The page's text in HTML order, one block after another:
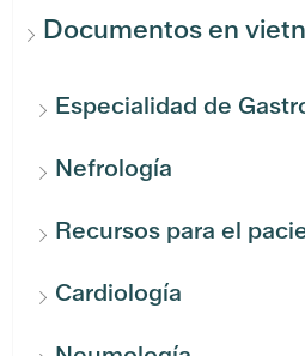
Documentos en
Especialidad de
Nefrología
Recursos para el
Cardiología